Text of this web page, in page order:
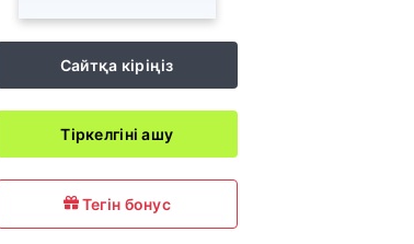
Сайтқа кіріңіз
Тіркелгіні ашу
Тегін бонус